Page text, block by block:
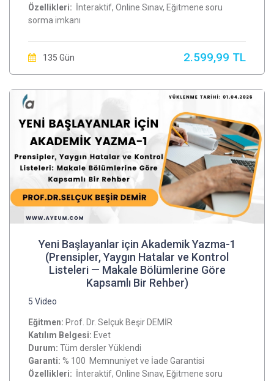
Özellikleri: İnteraktif, Online Sınav, Eğitmene soru
sorma imkanı
135 Gün 2.599,99 TL
Yeni Başlayanlar için Akademik Yazma-1
(Prensipler, Yaygın Hatalar ve Kontrol
Listeleri — Makale Bölümlerine Göre
Kapsamlı Bir Rehber)
5 Video
Eğitmen: Prof. Dr. Selçuk Beşir DEMİR
Katılım Belgesi: Evet
Durum: Tüm dersler Yüklendi
Garanti: % 100 Memnuniyet ve İade Garantisi
Özellikleri: İnteraktif, Online Sınav, Eğitmene soru